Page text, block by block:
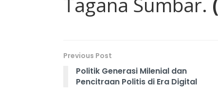
Previous Post
Politik Generasi Milenial dan
Pencitraan Politis di Era Digital